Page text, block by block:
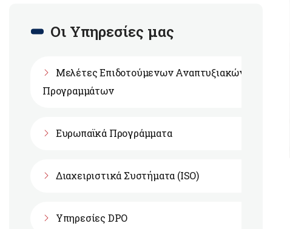
Οι Υπηρεσίες μας
Μελέτες Επιδοτούμενων Αναπτυξιακών
Προγραμμάτων
Ευρωπαϊκά Προγράμματα
Διαχειριστικά Συστήματα (ISO)
Υπηρεσίες DPO